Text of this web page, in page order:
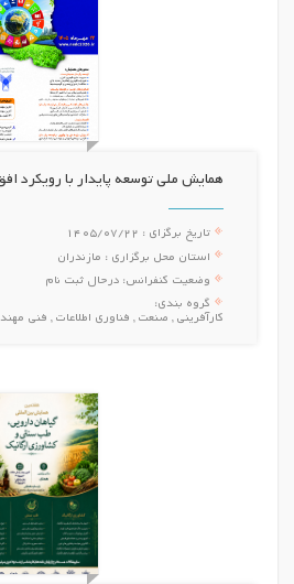
همایش ملی توسعه پایدار با رویکرد
تاریخ برگزای : 1405/07/22
استان محل برگزاری : مازندران
وضعیت کنفرانس: درحال ثبت نام
گروه بندی:
کارآفرینی , صنعت , فناوری اطلاعات , فنی